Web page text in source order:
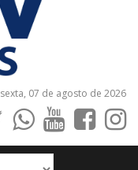
sexta, 07 de agosto de 2026